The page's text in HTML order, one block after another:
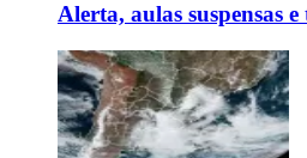
Alerta, aulas suspensas